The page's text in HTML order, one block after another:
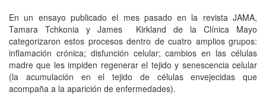
En un ensayo publicado el mes pasado en la revista JAMA,
Tamara Tchkonia y James Kirkland de la Clínica Mayo
categorizaron estos procesos dentro de cuatro amplios grupos:
inflamación crónica; disfunción celular; cambios en las células
madre que les impiden regenerar el tejido y senescencia celular
(la acumulación en el tejido de células envejecidas que
acompaña a la aparición de enfermedades).